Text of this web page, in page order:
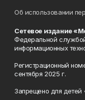
Об использовании
Сетевое издание
Федеральной
информационных
Регистрационный
сентября 2025 г.
Запрещено для детей